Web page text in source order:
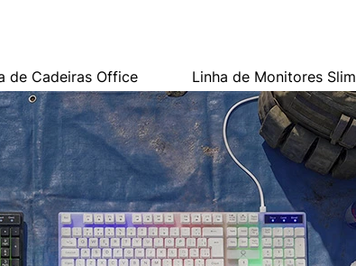
de Cadeiras Office Linha de Monitores Slim